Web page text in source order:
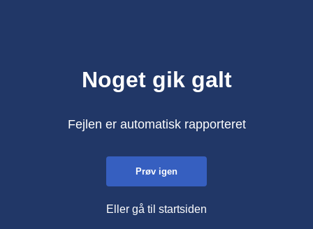
Noget gik galt
Fejlen er automatisk rapporteret
Prøv igen
Eller gå til startsiden